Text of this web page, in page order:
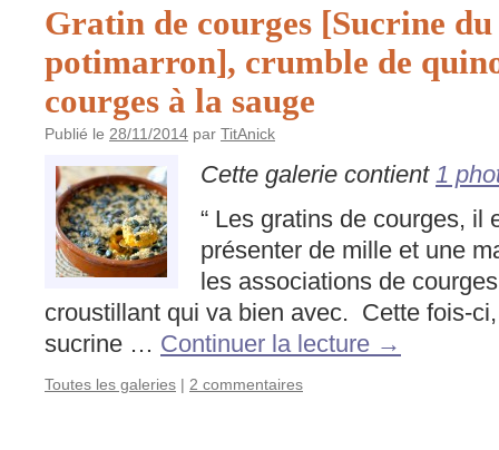
Gratin de courges [Sucrine
potimarron], crumble de
courges à la sauge
Publié le 28/11/2014 par TitAnick
Cette galerie contient 1
“ Les gratins de courges, il
présenter de mille et une
les associations de
croustillant qui va bien avec. Cette fois-
sucrine … Continuer la lecture →
Toutes les galeries | 2 commentaires